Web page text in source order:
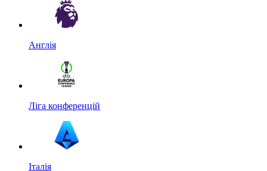
Англія
Ліга конференцій
Італія